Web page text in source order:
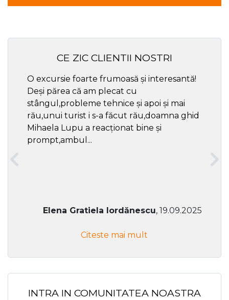
CE ZIC CLIENTII NOSTRI
O excursie foarte frumoasă și interesantă!
Deși părea că am plecat cu
stângul,probleme tehnice și apoi și mai
rău,unui turist i s-a făcut rău,doamna ghid
Mihaela Lupu a reacționat bine și
prompt,ambul...
Elena Gratiela Iordănescu, 19.09.2025
Citeste mai mult
INTRA IN COMUNITATEA NOASTRA